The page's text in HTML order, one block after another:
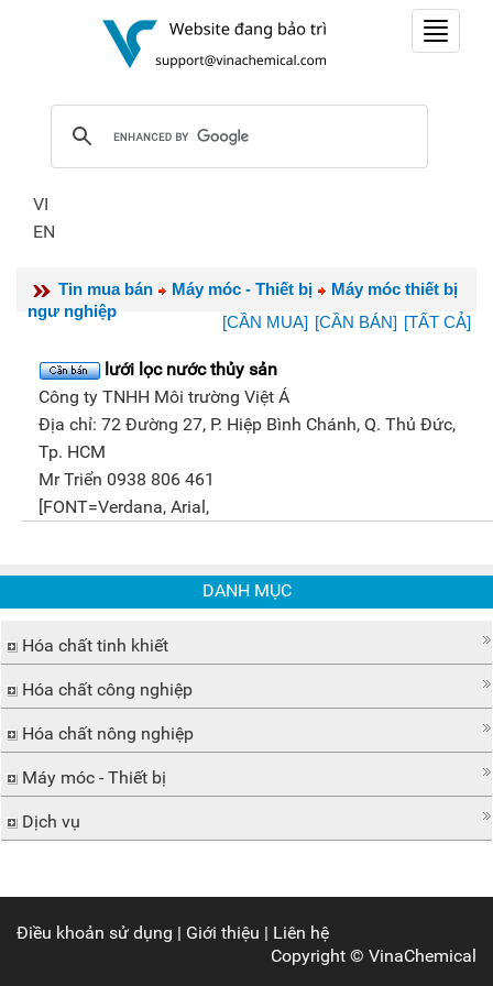
Toggle
VI
EN
Tin mua bán Máy móc - Thiết bị
Máy móc thiết bị
ngư nghiệp
[CẦN MUA] [CẦN BÁN] [TẤT CẢ]
lưới lọc nước thủy sản
Công ty TNHH Môi trường Việt Á
Địa chỉ: 72 Đường 27, P. Hiệp Bình Chánh, Q. Thủ Đức,
Tp. HCM
Mr Triển 0938 806 461
[FONT=Verdana, Arial,
DANH MỤC
Hóa chất tinh khiết
Hóa chất công nghiệp
Hóa chất nông nghiệp
Máy móc - Thiết bị
Dịch vụ
Điều khoản sử dụng | Giới thiệu | Liên hệ
Copyright © VinaChemical